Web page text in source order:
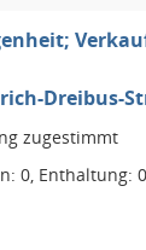
Dreibus-
zugestimmt
0, Enthaltung: